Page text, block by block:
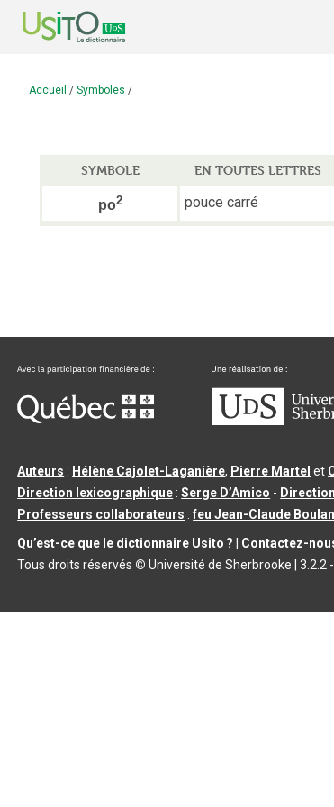
Accueil / Symboles /
SYMBOLE EN TOUTES LETTRES
po2 pouce carré
Auteurs : Hélène Cajolet-Laganière, Pierre Martel et
Direction lexicographique :Serge D’Amico -
Professeurs collaborateurs :feu Jean-Claude
Qu’est-ce que le dictionnaire Usito ?
Contactez-
Tous droits réservés © Université de Sherbrooke |3.2.2